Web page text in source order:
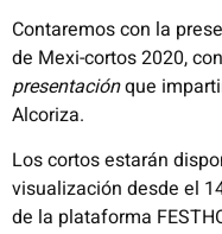
Contaremos con la
de Mexi-cortos 2020,
presentaciónque
Alcoriza.
Los cortos estarán
visualización desde el
de la plataforma